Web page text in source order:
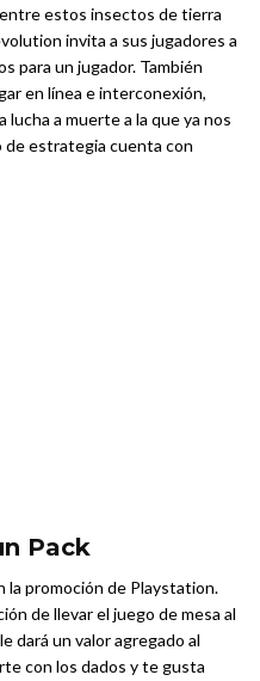
estos insectos de tierra
invita a sus jugadores a
para un jugador. También
en línea e interconexión,
lucha a muerte a la que ya nos
estrategia cuenta con
Pack
la promoción de Playstation.
de llevar el juego de mesa al
dará un valor agregado al
con los dados y te gusta